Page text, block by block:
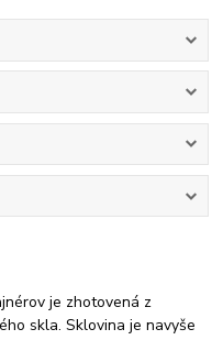
je zhotovená z
skla. Sklovina je navyše